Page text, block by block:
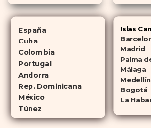
permitido la producción de
alternativas genéricas tanto a
Cialis como a
respectivamente) que se
consideran tan rentables e igual
de eficaces que su homólogo de
marca. En su mayor parte,
ambos medicamentos funcionan
de la misma manera y tienen
España
Cuba
Colombia
Portugal
Andorra
Rep. Dominicana
México
Túnez
Islas
Madrid
Palma
Málaga
Medellín
Bogotá
La